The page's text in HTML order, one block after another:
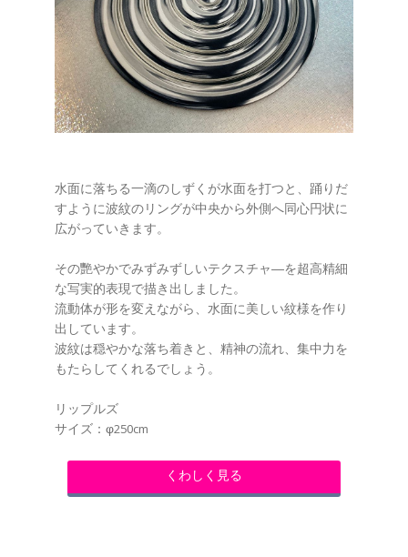
水面に落ちる一滴のしずくが水面を打つと、踊りだ
すように波紋のリングが中央から外側へ同心円状に
広がっていきます。
その艷やかでみずみずしいテクスチャ―を超高精細
な写実的表現で描き出しました。
流動体が形を変えながら、水面に美しい紋様を作り
出しています。
波紋は穏やかな落ち着きと、精神の流れ、集中力を
もたらしてくれるでしょう。
リップルズ
サイズ：φ250cm
くわしく見る